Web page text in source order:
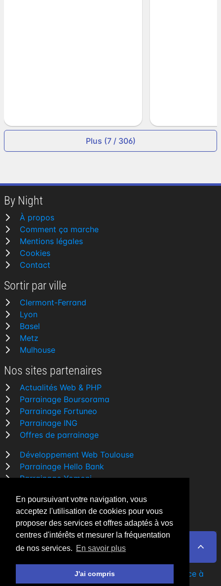
En poursuivant votre navigation, vous
acceptez l'utilisation de cookies pour vous
proposer des services et offres adaptés à vos
centres d'intérêts et mesurer la fréquentation
de nos services. En savoir plus
J'ai compris
Plus (7 / 306)
By Night
À propos
Comment ça marche
Mentions légales
Cookies
Contact
Sortir par ville
Clermont-Ferrand
Lyon
Basel
Metz
Mulhouse
Nos sites partenaires
Actualités Web & PHP
Parrainage Boursorama
Parrainage Fortuneo
Parrainage ING
Offres de parrainage
Développement Web Toulouse
Parrainage Hello Bank
Parrainage Yomoni
Comparatif banque
By Night v5.7.3| © 2026 - Tous droits réservés
par undéveloppeur Web Freelance à